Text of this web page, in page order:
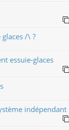
glaces /\ ?
essuie-glaces
indépendant